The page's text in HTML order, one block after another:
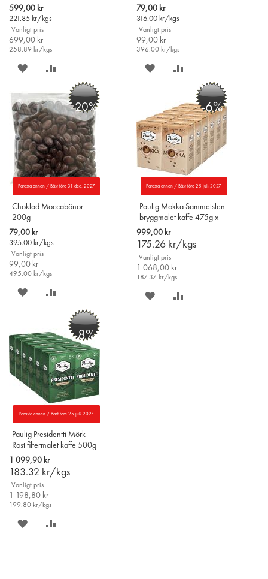
Special
Price
599,00 kr
221.85 kr/kgs
Vanligt pris
699,00 kr
258.89 kr/kgs
SPARA
ÖNSKELISTAN
JÄMFÖR
Special
Price
79,00 kr
316.00 kr/kgs
Vanligt pris
99,00 kr
396.00 kr/kgs
i
varukorgen
SPARA
ÖNSKELISTAN
JÄMFÖR
Parasta ennen / Bäst före 31 dec. 2027
-20%
Choklad Moccabönor
200g
Special
Price
79,00 kr
395.00 kr/kgs
Vanligt pris
99,00 kr
495.00 kr/kgs
SPARA
ÖNSKELISTAN
JÄMFÖR
-6%
Parasta ennen / Bäst före 25 juli 2027
Paulig Mokka Sammetslen
bryggmalet kaffe 475g x
12-pack
999,00 kr
175.26 kr/kgs
Vanligt pris
1 068,00 kr
187.37 kr/kgs
SPARA
Parasta ennen / Bäst före 25 juli 2027
-8%
Paulig Presidentti Mörk
Rost filtermalet kaffe 500g
x 12 st
1 099,90 kr
183.32 kr/kgs
Vanligt pris
1 198,80 kr
199.80 kr/kgs
SPARA